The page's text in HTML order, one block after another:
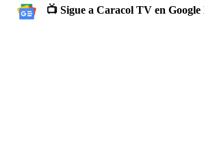
📺 Sigue a Caracol TV en Google